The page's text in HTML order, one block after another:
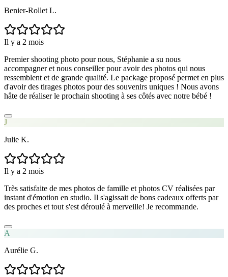
Benier-Rollet L.
Il y a 2 mois
Premier shooting photo pour nous, Stéphanie a su nous
accompagner et nous conseiller pour avoir des photos qui nous
ressemblent et de grande qualité. Le package proposé permet en plus
d'avoir des tirages photos pour des souvenirs uniques ! Nous avons
hâte de réaliser le prochain shooting à ses côtés avec notre bébé !
J
Julie K.
Il y a 2 mois
Très satisfaite de mes photos de famille et photos CV réalisées par
instant d'émotion en studio. Il s'agissait de bons cadeaux offerts par
des proches et tout s'est déroulé à merveille! Je recommande.
A
Aurélie G.